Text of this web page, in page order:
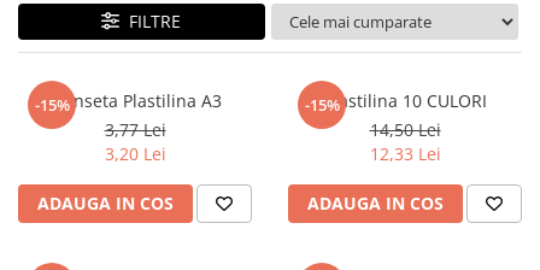
Arte Divinatorii
Chiromantie
Dezvoltare Spirituala
Minte Corp
FILTRE
-15%
Planseta Plastilina A3
3,77 Lei
3,20 Lei
ADAUGA IN COS
-15%Plastilina 10 CULORI
14,50 Lei
12,33 Lei
ADAUGA IN COS